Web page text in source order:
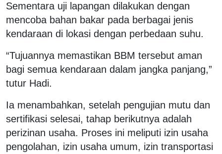
Sementara uji lapangan dilakukan dengan
mencoba bahan bakar pada berbagai jenis
kendaraan di lokasi dengan perbedaan suhu.
“Tujuannya memastikan BBM tersebut aman
bagi semua kendaraan dalam jangka panjang,”
tutur Hadi.
Ia menambahkan, setelah pengujian mutu dan
sertifikasi selesai, tahap berikutnya adalah
perizinan usaha. Proses ini meliputi izin usaha
pengolahan, izin usaha umum, izin transportasi